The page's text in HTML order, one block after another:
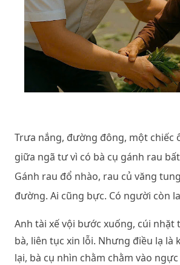
Trưa nắng, đường đông, một chiếc
giữa ngã tư vì có bà cụ gánh rau
Gánh rau đổ nhào, rau củ văng
đường. Ai cũng bực. Có người còn
Anh tài xế vội bước xuống, cúi
bà, liên tục xin lỗi. Nhưng điều lạ là
lại, bà cụ nhìn chằm chằm vào